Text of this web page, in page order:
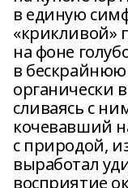
в единую
«крикливой»
на фоне
в бескрайнюю
органически
сливаясь с
кочевавший
с природой,
выработал
восприятие